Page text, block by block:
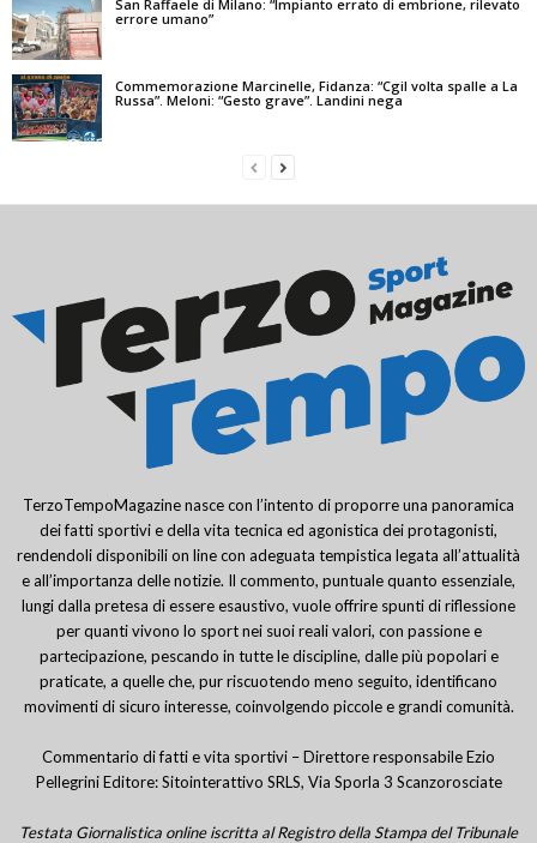
San Raffaele di Milano: “Impianto errato di embrione, rilevato
errore umano”
Commemorazione Marcinelle, Fidanza: “Cgil volta spalle a La
Russa”. Meloni: “Gesto grave”. Landini nega
TerzoTempoMagazine nasce con l’intento di proporre una panoramica
dei fatti sportivi e della vita tecnica ed agonistica dei protagonisti,
rendendoli disponibili on line con adeguata tempistica legata all’attualità
e all’importanza delle notizie. Il commento, puntuale quanto essenziale,
lungi dalla pretesa di essere esaustivo, vuole offrire spunti di riflessione
per quanti vivono lo sport nei suoi reali valori, con passione e
partecipazione, pescando in tutte le discipline, dalle più popolari e
praticate, a quelle che, pur riscuotendo meno seguito, identificano
movimenti di sicuro interesse, coinvolgendo piccole e grandi comunità.
Commentario di fatti e vita sportivi – Direttore responsabile Ezio
Pellegrini Editore: Sitointerattivo SRLS, Via Sporla 3 Scanzorosciate
Testata Giornalistica online iscritta al Registro della Stampa del Tribunale